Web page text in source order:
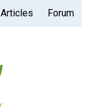
Articles Forum